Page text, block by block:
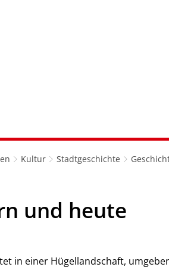
Kultur Stadtgeschichte
und heute
in einer Hügellandschaft,